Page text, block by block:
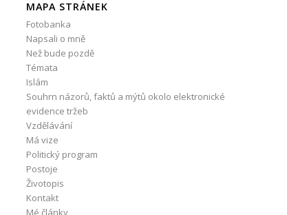
MAPA STRÁNEK
Fotobanka
Napsali o mně
Než bude pozdě
Témata
Islám
Souhrn názorů, faktů a mýtů okolo elektronické
evidence tržeb
Vzdělávání
Má vize
Politický program
Postoje
Životopis
Kontakt
Mé články